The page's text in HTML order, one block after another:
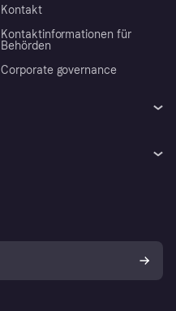
Kontakt
Kontaktinformationen für
Behörden
Corporate governance